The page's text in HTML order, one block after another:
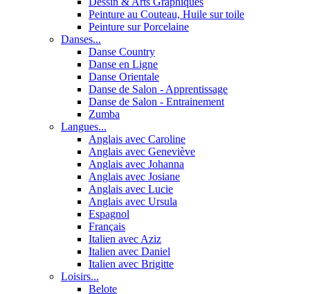
Peinture au Couteau, Huile sur toile
Peinture sur Porcelaine
Danses...
Danse Country
Danse en Ligne
Danse Orientale
Danse de Salon - Apprentissage
Danse de Salon - Entrainement
Zumba
Langues...
Anglais avec Caroline
Anglais avec Geneviève
Anglais avec Johanna
Anglais avec Josiane
Anglais avec Lucie
Anglais avec Ursula
Espagnol
Français
Italien avec Aziz
Italien avec Daniel
Italien avec Brigitte
Loisirs...
Belote